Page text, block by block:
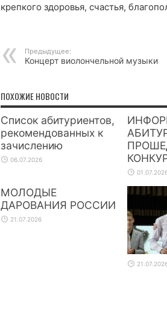
крепкого здоровья, счастья,
Предыдущее:
Концерт виолончельной музыки
ПОХОЖИЕ НОВОСТИ
Список абитуриентов,
рекомендованных к
зачислению
06.07.2026
МОЛОДЫЕ
ДАРОВАНИЯ РОССИИ
21.07.2026